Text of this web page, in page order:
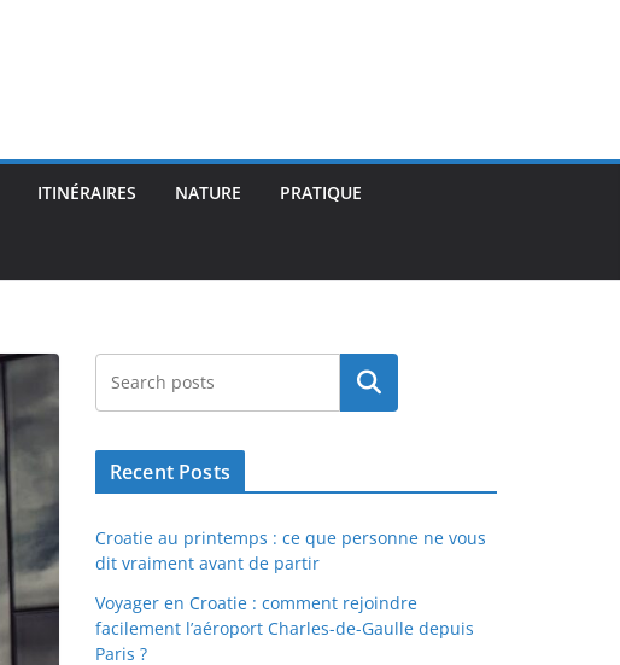
ITINÉRAIRES NATURE PRATIQUE
Rechercher
Recent Posts
Croatie au printemps : ce que personne ne vous
dit vraiment avant de partir
Voyager en Croatie : comment rejoindre
facilement l’aéroport Charles-de-Gaulle depuis
Paris ?